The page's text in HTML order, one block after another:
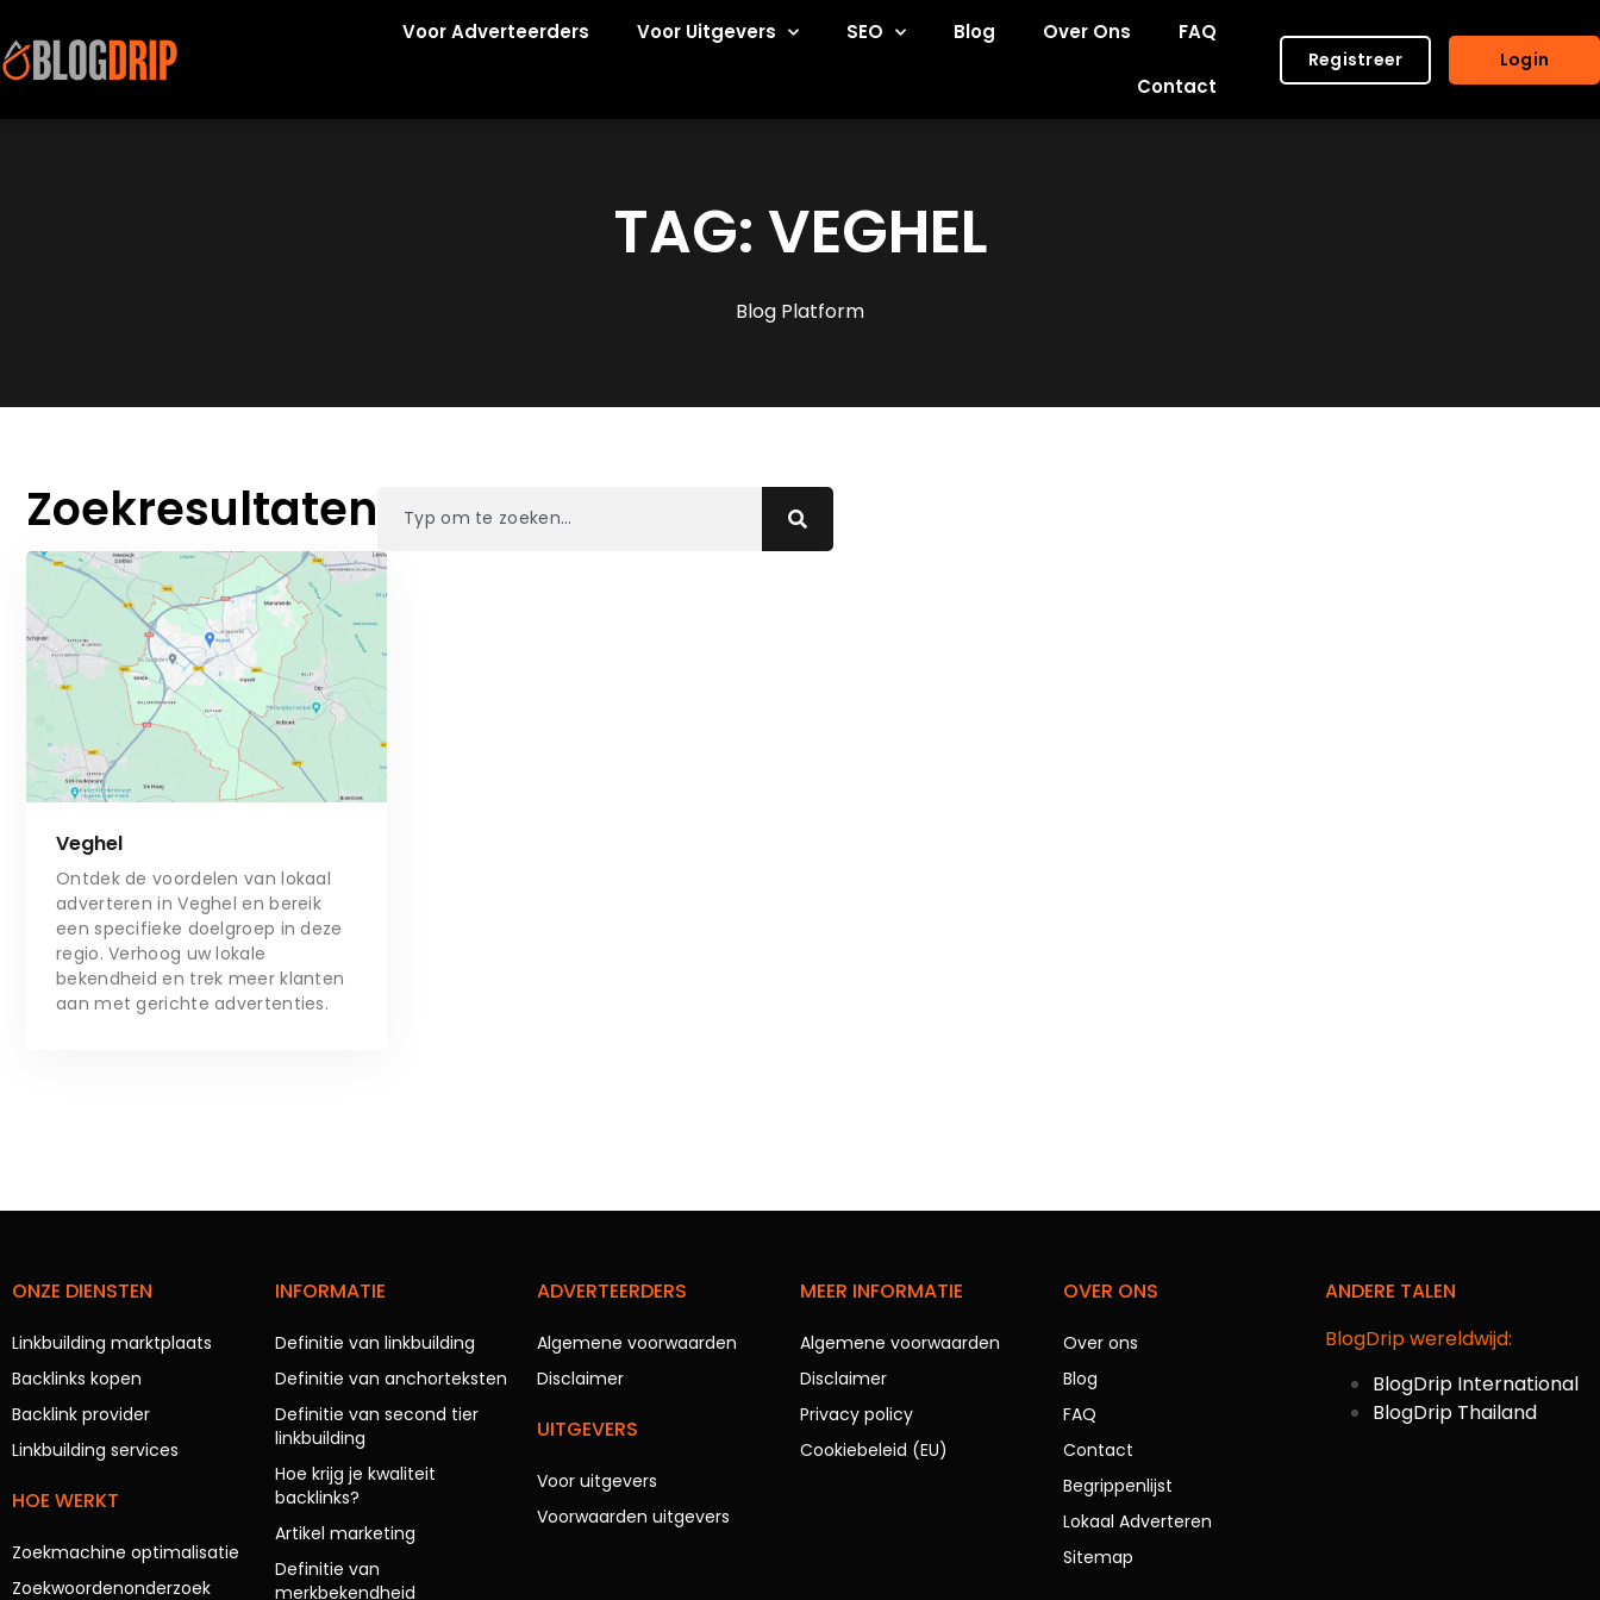
Voor Adverteerders Voor Uitgevers SEO Blog Over Ons FAQ
Contact
Registreer Login
TAG: VEGHEL
Blog Platform
Zoekresultaten
Veghel
Ontdek de voordelen van lokaal
adverteren in Veghel en bereik
een specifieke doelgroep in deze
regio. Verhoog uw lokale
bekendheid en trek meer klanten
aan met gerichte advertenties.
ONZE DIENSTEN
Linkbuilding marktplaats
Backlinks kopen
Backlink provider
Linkbuilding services
HOE WERKT
Zoekmachine optimalisatie
Zoekwoordenonderzoek
INFORMATIE
Definitie van linkbuilding
Definitie van anchorteksten
Definitie van second tier
linkbuilding
Hoe krijg je kwaliteit
backlinks?
Artikel marketing
Definitie van
merkbekendheid
ADVERTEERDERS
Algemene voorwaarden
Disclaimer
UITGEVERS
Voor uitgevers
Voorwaarden uitgevers
MEER INFORMATIE
Algemene voorwaarden
Disclaimer
Privacy policy
Cookiebeleid (EU)
OVER ONS
Over ons
Blog
FAQ
Contact
Begrippenlijst
Lokaal Adverteren
Sitemap
ANDERE TALEN
BlogDrip wereldwijd:
BlogDrip International
BlogDrip Thailand